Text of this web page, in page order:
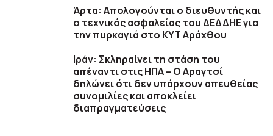
Άρτα: Απολογούνται ο διευθυντής και
ο τεχνικός ασφαλείας του ΔΕΔΔΗΕ για
την πυρκαγιά στο ΚΥΤ Αράχθου
Ιράν: Σκληραίνει τη στάση του
απέναντι στις ΗΠΑ – Ο Αραγτσί
δηλώνει ότι δεν υπάρχουν απευθείας
συνομιλίες και αποκλείει
διαπραγματεύσεις